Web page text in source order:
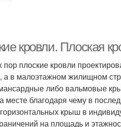
кровли. Плоская
плоские кровли
в малоэтажном жилищном
либо вальмовые
месте благодаря чему в
крыш в
на площадь и